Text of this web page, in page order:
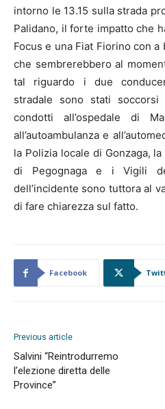
intorno le 13.15 sulla strada
Palidano, il forte impatto che
Focus e una Fiat Fiorino con
che sembrerebbero al
tal riguardo i due
stradale sono stati
condotti all’ospedale di
all’autoambulanza e
la Polizia locale di Gonzaga,
di Pegognaga e i Vigili
dell’incidente sono tuttora al
di fare chiarezza sul fatto.
Facebook
Previous article
Salvini “Reintrodurremo
l’elezione diretta delle
Province”